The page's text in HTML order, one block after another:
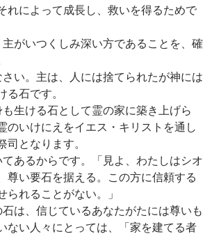
れによって成長し、救いを得るためで
がいつくしみ深い方であることを、確
い。主は、人には捨てられたが神には
る石です。
生ける石として霊の家に築き上げら
のいけにえをイエス・キリストを通し
司となります。
あるからです。「見よ、わたしはシオ
尊い要石を据える。この方に信頼する
られることがない。」
は、信じているあなたがたには尊いも
ない人々にとっては、「家を建てる者